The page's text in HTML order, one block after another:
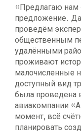
«Предлагаю нам
предложение.
проведём
общественным
удалёнными
проживают
малочисленные
доступный вид
была проведена
авиакомпании
момент, всё
планировать